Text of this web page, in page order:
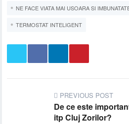
NE FACE VIATA MAI USOARA SI
TERMOSTAT INTELIGENT
PREVIOUS POST
De ce este
itp Cluj Zorilor?